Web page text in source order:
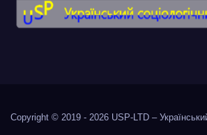
Copyright © 2019 - 2026 USP-LTD –